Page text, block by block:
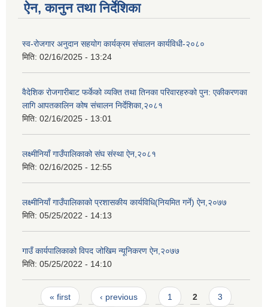
ऐन, कानुन तथा निर्देशिका
स्व-रोजगार अनुदान सहयोग कार्यक्रम संचालन कार्यविधी-२०८०
मिति: 02/16/2025 - 13:24
वैदेशिक रोजगारीबाट फर्केको व्यक्ति तथा तिनका परिवारहरुको पुन: एकीकरणका
लागि आपतकालिन कोष संचालन निर्देशिका,२०८१
मिति: 02/16/2025 - 13:01
लक्ष्मीनियाँ गाउँपालिकाको संघ संस्था ऐन,२०८१
मिति: 02/16/2025 - 12:55
लक्ष्मीनियाँ गाउँपालिकाको प्रशासकीय कार्यविधि(नियमित गर्ने) ऐन,२०७७
मिति: 05/25/2022 - 14:13
गाउँ कार्यपालिकाको विपद जोखिम न्यूनिकरण ऐन,२०७७
मिति: 05/25/2022 - 14:10
Pages
« first ‹ previous 1 2 3